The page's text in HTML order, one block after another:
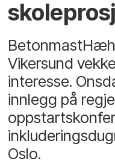
Vikersund
interesse.
innlegg på
Oslo.